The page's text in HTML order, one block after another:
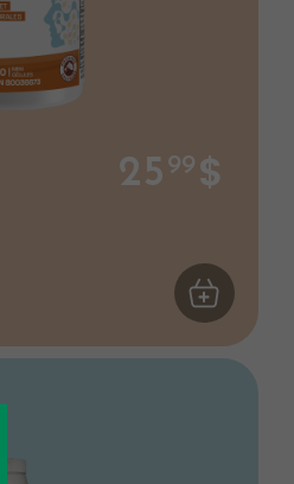
25 99 $
AJOUTER